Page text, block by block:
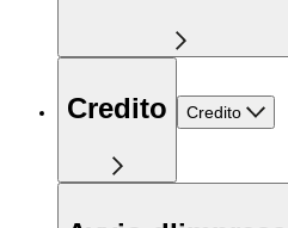
Credito Credito